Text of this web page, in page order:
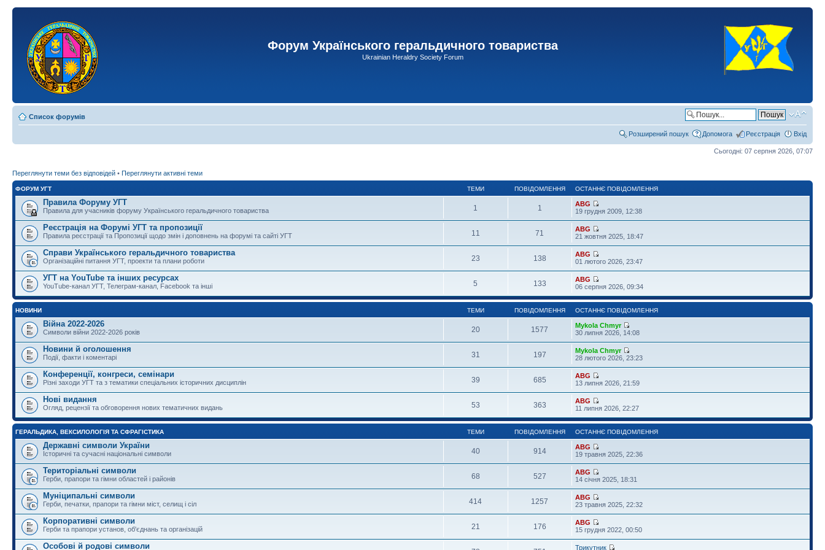
Форум Українського геральдичного товариства
Ukrainian Heraldry Society Forum
Список форумів
Розширений пошук Допомога Реєстрація Вхід
Сьогодні: 07 серпня 2026, 07:07
Переглянути теми без відповідей • Переглянути активні теми
ФОРУМ УГТ ТЕМИ ПОВІДОМЛЕННЯ ОСТАННЄ ПОВІДОМЛЕННЯ
Правила Форуму УГТ
Правила для учасників форуму Українського геральдичного товариства 1 1
ABG
19 грудня 2009, 12:38
Реєстрація на Форумі УГТ та пропозиції
Правила реєстрації та Пропозиції щодо змін і доповнень на форумі та сайті УГТ 11 71
ABG
21 жовтня 2025, 18:47
Справи Українського геральдичного товариства
Організаційні питання УГТ, проекти та плани роботи 23 138
ABG
01 лютого 2026, 23:47
УГТ на YouTube та інших ресурсах
YouTube-канал УГТ, Телеграм-канал, Facebook та інші 5 133
ABG
06 серпня 2026, 09:34
НОВИНИ ТЕМИ ПОВІДОМЛЕННЯ ОСТАННЄ ПОВІДОМЛЕННЯ
Війна 2022-2026
Символи війни 2022-2026 років 20 1577
Mykola Chmyr
30 липня 2026, 14:08
Новини й оголошення
Події, факти і коментарі 31 197
Mykola Chmyr
28 лютого 2026, 23:23
Конференції, конгреси, семінари
Різні заходи УГТ та з тематики спеціальних історичних дисциплін 39 685
ABG
13 липня 2026, 21:59
Нові видання
Огляд, рецензії та обговорення нових тематичних видань 53 363
ABG
11 липня 2026, 22:27
ГЕРАЛЬДИКА, ВЕКСИЛОЛОГІЯ ТА СФРАГІСТИКА ТЕМИ ПОВІДОМЛЕННЯ ОСТАННЄ ПОВІДОМЛЕННЯ
Державні символи України
Історичні та сучасні національні символи 40 914
ABG
19 травня 2025, 22:36
Територіальні символи
Герби, прапори та гімни областей і районів 68 527
ABG
14 січня 2025, 18:31
Муніципальні символи
Герби, печатки, прапори та гімни міст, селищ і сіл 414 1257
ABG
23 травня 2025, 22:32
Корпоративні символи
Герби та прапори установ, об'єднань та організацій 21 176
ABG
15 грудня 2022, 00:50
Особові й родові символи Трикутник